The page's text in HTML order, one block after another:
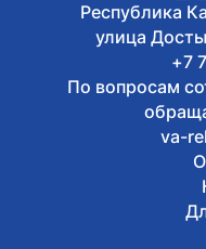
Республика
улица
+7
По вопросам
va-